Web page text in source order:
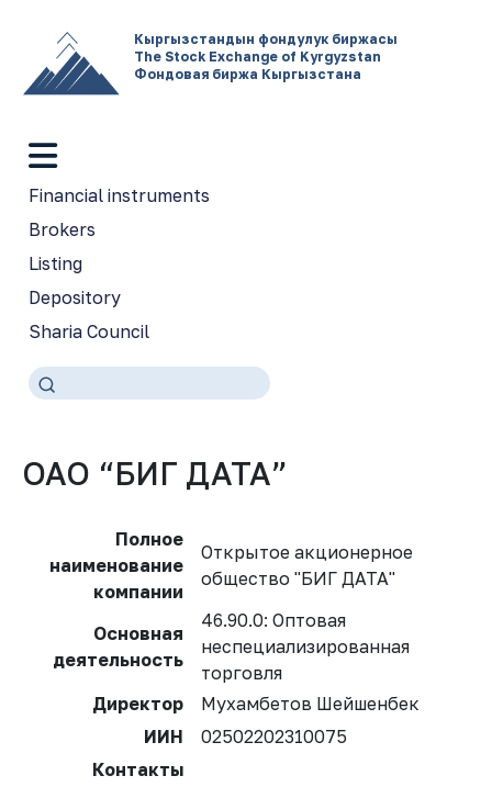
Кыргызстандын фондулук биржасы
The Stock Exchange of Kyrgyzstan
Фондовая биржа Кыргызстана
Financial instruments
Brokers
Listing
Depository
Sharia Council
ОАО “БИГ ДАТА”
Полное
наименование
компании
Открытое акционерное
общество "БИГ ДАТА"
Основная
деятельность
46.90.0: Оптовая
неспециализированная
торговля
Директор
Мухамбетов Шейшенбек
ИИН
02502202310075
Контакты